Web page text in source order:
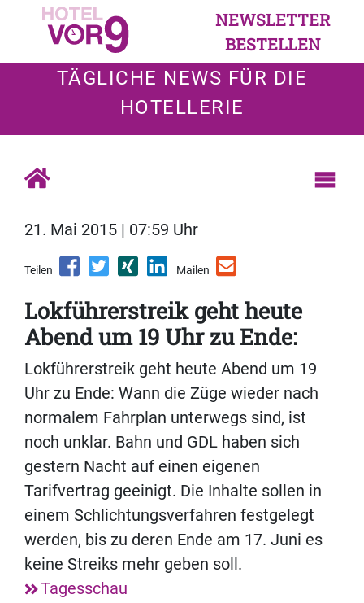
NEWSLETTER
BESTELLEN
TÄGLICHE NEWS FÜR DIE
HOTELLERIE
21. Mai 2015 | 07:59 Uhr
Teilen Mailen
Lokführerstreik geht heute
Abend um 19 Uhr zu Ende:
Lokführerstreik geht heute Abend um 19
Uhr zu Ende: Wann die Züge wieder nach
normalem Fahrplan unterwegs sind, ist
noch unklar. Bahn und GDL haben sich
gestern Nacht auf einen eigenen
Tarifvertrag geeinigt. Die Inhalte sollen in
einem Schlichtungsverfahren festgelegt
werden, bis zu deren Ende am 17. Juni es
keine Streiks mehr geben soll.
Tagesschau